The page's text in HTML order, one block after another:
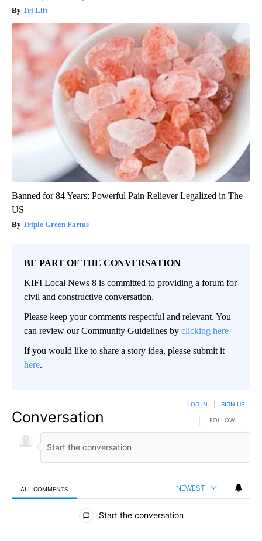
Tri Lift
Banned for 84 Years; Powerful Pain Reliever Legalized in The
US
Triple Green Farms
BE PART OF THE CONVERSATION
KIFI Local News 8 is committed to providing a forum for
civil and constructive conversation.
Please keep your comments respectful and relevant. You
can review our Community Guidelines by clicking here
If you would like to share a story idea, please submit it
here.
Conversation FOLLOW THIS
FOLLOW
LOG IN SIGN UP
ALL COMMENTS NEWEST
All Comments
Start the conversation